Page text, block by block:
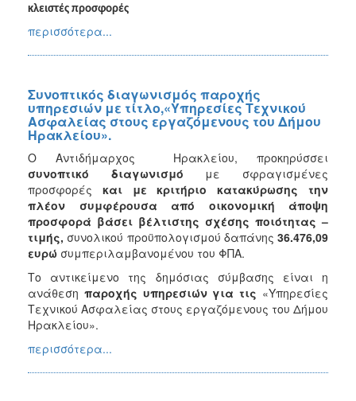
κλειστές προσφορές
περισσότερα...
Συνοπτικός διαγωνισμός παροχής
υπηρεσιών με τίτλο,«Υπηρεσίες Τεχνικού
Ασφαλείας στους εργαζόμενους του Δήμου
Ηρακλείου».
Ο Αντιδήμαρχος Ηρακλείου, προκηρύσσει
συνοπτικό διαγωνισμό με σφραγισμένες
προσφορές και με κριτήριο κατακύρωσης την
πλέον συμφέρουσα από οικονομική άποψη
προσφορά βάσει βέλτιστης σχέσης ποιότητας –
τιμής, συνολικού προϋπολογισμού δαπάνης 36.476,09
ευρώ συμπεριλαμβανομένου του ΦΠΑ.
Το αντικείμενο της δημόσιας σύμβασης είναι η
ανάθεση παροχής υπηρεσιών για τις «Υπηρεσίες
Τεχνικού Ασφαλείας στους εργαζόμενους του Δήμου
Ηρακλείου».
περισσότερα...